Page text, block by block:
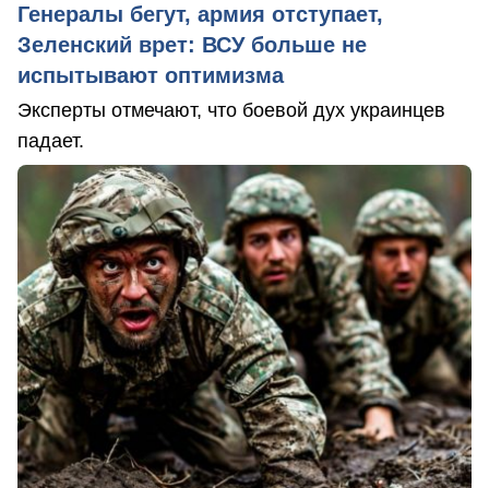
Генералы бегут, армия отступает,
Зеленский врет: ВСУ больше не
испытывают оптимизма
Эксперты отмечают, что боевой дух украинцев
падает.